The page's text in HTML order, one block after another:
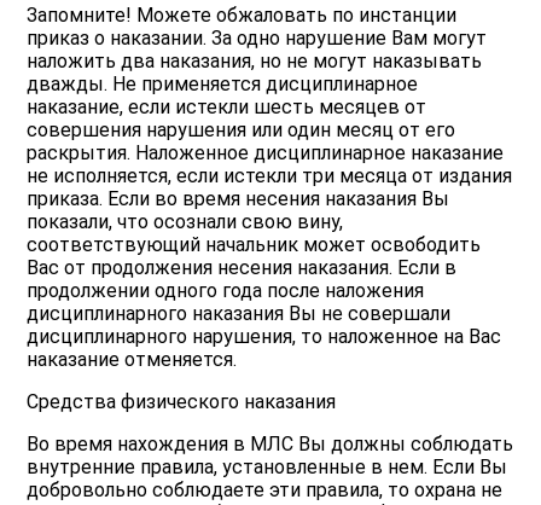
Запомните! Можете обжаловать по инстанции
приказ о наказании. За одно нарушение Вам могут
наложить два наказания, но не могут наказывать
дважды. Не применяется дисциплинарное
наказание, если истекли шесть месяцев от
совершения нарушения или один месяц от его
раскрытия. Наложенное дисциплинарное наказание
не исполняется, если истекли три месяца от издания
приказа. Если во время несения наказания Вы
показали, что осознали свою вину,
соответствующий начальник может освободить
Вас от продолжения несения наказания. Если в
продолжении одного года после наложения
дисциплинарного наказания Вы не совершали
дисциплинарного нарушения, то наложенное на Вас
наказание отменяется.
Средства физического наказания
Во время нахождения в МЛС Вы должны соблюдать
внутренние правила, установленные в нем. Если Вы
добровольно соблюдаете эти правила, то охрана не